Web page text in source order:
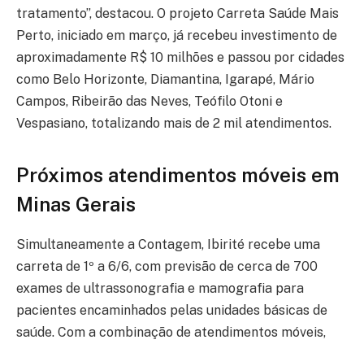
tratamento”, destacou. O projeto Carreta Saúde Mais
Perto, iniciado em março, já recebeu investimento de
aproximadamente R$ 10 milhões e passou por cidades
como Belo Horizonte, Diamantina, Igarapé, Mário
Campos, Ribeirão das Neves, Teófilo Otoni e
Vespasiano, totalizando mais de 2 mil atendimentos.
Próximos atendimentos móveis em
Minas Gerais
Simultaneamente a Contagem, Ibirité recebe uma
carreta de 1º a 6/6, com previsão de cerca de 700
exames de ultrassonografia e mamografia para
pacientes encaminhados pelas unidades básicas de
saúde. Com a combinação de atendimentos móveis,